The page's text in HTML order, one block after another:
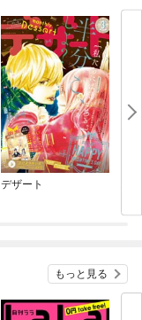
デザート
もっと見る